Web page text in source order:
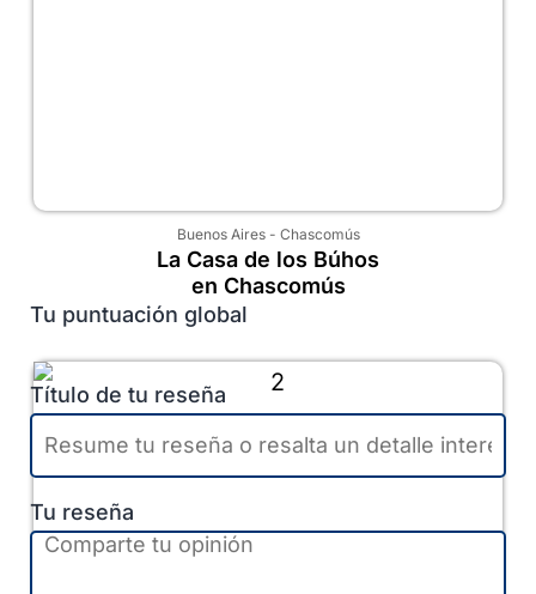
Buenos Aires- Chascomús
La Casa de los Búhos
en Chascomús
Tu puntuación global
Título de tu reseña
Tu reseña